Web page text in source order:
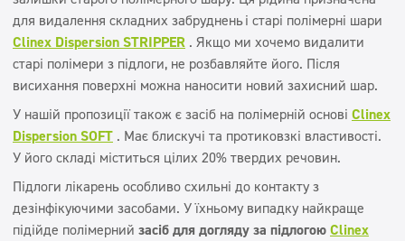
для видалення складних забрудненьі старі полімерні шари
Clinex Dispersion STRIPPER . Якщо ми хочемо видалити
старі полімери з підлоги, не розбавляйте його. Після
висихання поверхні можна наносити новий захисний шар.
У нашій пропозиції також є засіб на полімерній основі Clinex
Dispersion SOFT . Має блискучі та протиковзкі властивості.
У його складі міститься цілих 20% твердих речовин.
Підлоги лікарень особливо схильні до контакту з
дезінфікуючими засобами. У їхньому випадку найкраще
підійде полімерний засіб для догляду за підлогоюClinex